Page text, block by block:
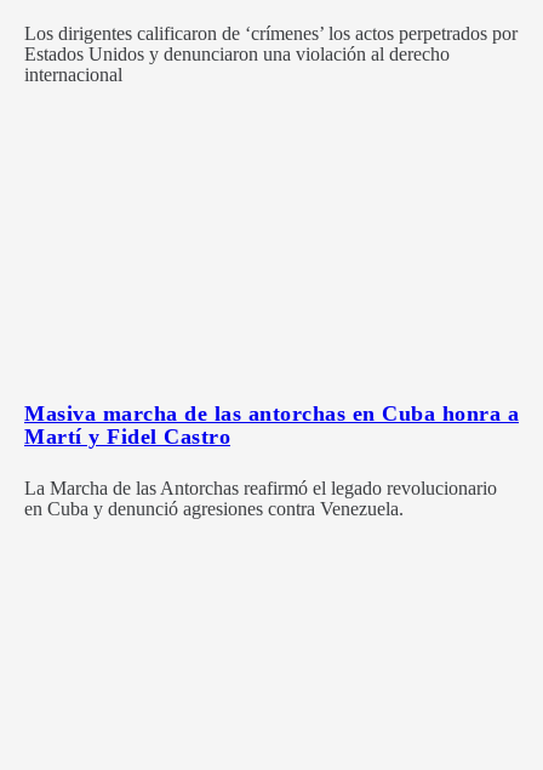
Los dirigentes calificaron de ‘crímenes’ los actos perpetrados por
Estados Unidos y denunciaron una violación al derecho
internacional
Masiva marcha de las antorchas en Cuba honra a
Martí y Fidel Castro
La Marcha de las Antorchas reafirmó el legado revolucionario
en Cuba y denunció agresiones contra Venezuela.